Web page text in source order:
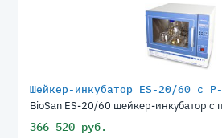
Шейкер-инкубатор ЕS-20/60 с
BioSan ЕS-20/60 шейкер-инкубатор с
366 520 руб.